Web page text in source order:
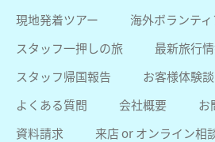
現地発着ツアー
海外ボランティ
スタッフ一押しの旅
最新旅行
スタッフ帰国報告
お客様体験談
よくある質問
会社概要
お
資料請求
来店 or オンライン相